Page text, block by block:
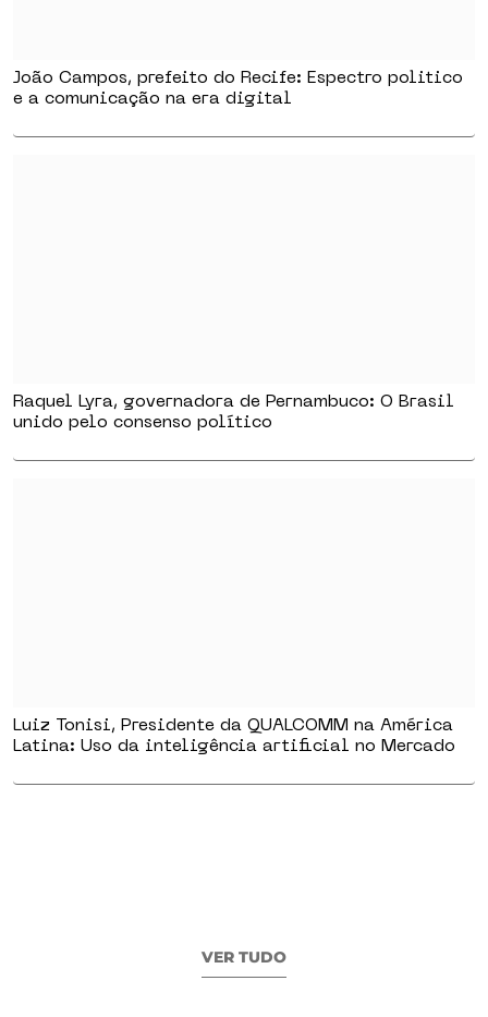
João Campos, prefeito do Recife: Espectro politico
e a comunicação na era digital
Raquel Lyra, governadora de Pernambuco: O Brasil
unido pelo consenso político
Luiz Tonisi, Presidente da QUALCOMM na América
Latina: Uso da inteligência artificial no Mercado
VER TUDO